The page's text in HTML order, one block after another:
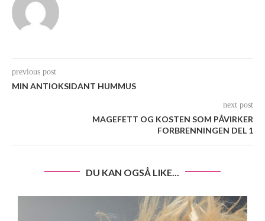
previous post
MIN ANTIOKSIDANT HUMMUS
next post
MAGEFETT OG KOSTEN SOM PÅVIRKER
FORBRENNINGEN DEL 1
DU KAN OGSÅ LIKE...